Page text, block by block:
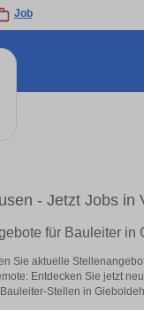
Job
- Jetzt Jobs in
für Bauleiter in
Sie aktuelle
Entdecken Sie jetzt
Stellen in